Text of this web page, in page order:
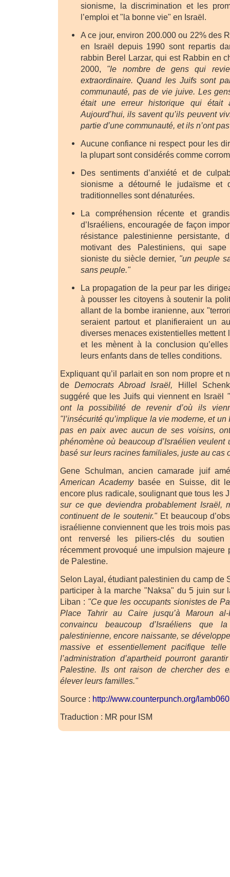
sionisme, la discrimination et les
l’emploi et "la bonne vie" en Israël.
A ce jour, environ 200.000 ou 22% des
en Israël depuis 1990 sont repartis
rabbin Berel Larzar, qui est Rabbin en
2000, "le nombre de gens qui
extraordinaire. Quand les Juifs sont
communauté, pas de vie juive. Les
était une erreur historique qui était
Aujourd’hui, ils savent qu’ils peuvent
partie d’une communauté, et ils n’ont
Aucune confiance ni respect pour les
la plupart sont considérés comme
Des sentiments d’anxiété et de
sionisme a détourné le judaïsme et
traditionnelles sont dénaturées.
La compréhension récente et
d’Israéliens, encouragée de façon
résistance palestinienne persistante,
motivant des Palestiniens, qui
sioniste du siècle dernier, "un peuple
sans peuple."
La propagation de la peur par les
à pousser les citoyens à soutenir la
allant de la bombe iranienne, aux
seraient partout et planifieraient un
diverses menaces existentielles mettent
et les mènent à la conclusion
leurs enfants dans de telles conditions.
Expliquant qu’il parlait en son nom propre et
deDemocrats Abroad Israël, Hillel
suggéré que les Juifs qui viennent en Israël
ont la possibilité de revenir d’où ils
"l’insécurité qu’implique la vie moderne, et
pas en paix avec aucun de ses voisins,
phénomène où beaucoup d’Israélien veulent
basé sur leurs racines familiales, juste au cas
Gene Schulman, ancien camarade juif
American Academybasée en Suisse, dit
encore plus radicale, soulignant que tous les
sur ce que deviendra probablement Israël,
continuent de le soutenir."Et beaucoup
israélienne conviennent que les trois mois
ont renversé les piliers-clés du soutien
récemment provoqué une impulsion majeure
de Palestine.
Selon Layal, étudiant palestinien du camp de
participer à la marche "Naksa" du 5 juin sur
Liban : "Ce que les occupants sionistes de
Place Tahrir au Caire jusqu’à Maroun
convaincu beaucoup d’Israéliens que
palestinienne, encore naissante, se
massive et essentiellement pacifique
l’administration d’apartheid pourront
Palestine. Ils ont raison de chercher des
élever leurs familles."
Source : http://www.counterpunch.org/
Traduction : MR pour ISM